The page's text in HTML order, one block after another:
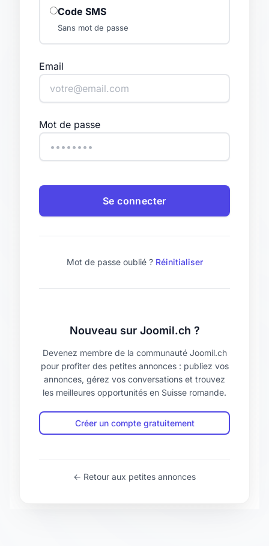
Code SMS
Sans mot de passe
Email
Mot de passe
Se connecter
Mot de passe oublié ? Réinitialiser
Nouveau sur Joomil.ch ?
Devenez membre de la communauté Joomil.ch
pour profiter des petites annonces : publiez vos
annonces, gérez vos conversations et trouvez
les meilleures opportunités en Suisse romande.
Créer un compte gratuitement
← Retour aux petites annonces